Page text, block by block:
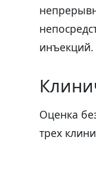
инъекций.
Оценка
трех